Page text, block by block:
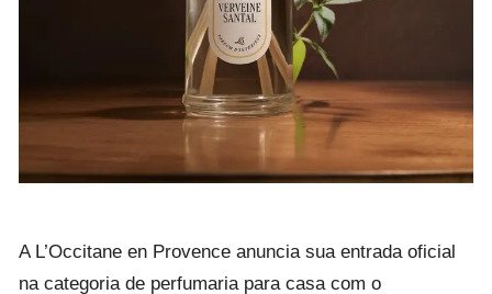
A L’Occitane en Provence anuncia sua entrada oficial
na categoria de perfumaria para casa com o